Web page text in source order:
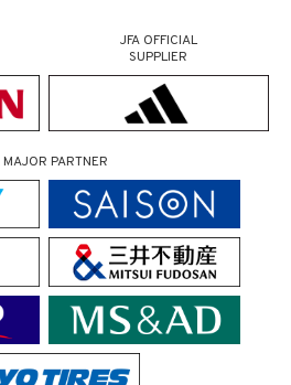
JFA OFFICIAL
SUPPLIER
MAJOR PARTNER